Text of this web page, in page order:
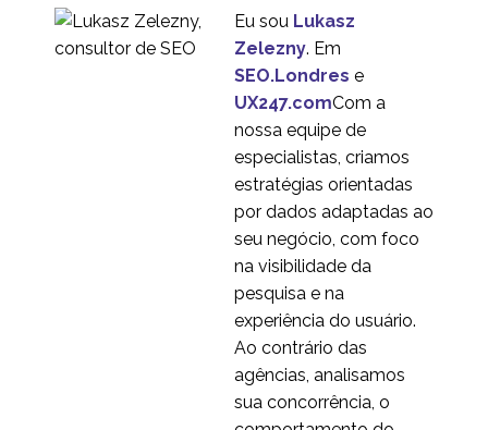
Journey Maps
1
29 nov 2017
Por que os sites para
celular falham -
usabilidade móvel
4
Como Realizar um
Estudo de Intenção
Efetiva e Verdadeira
4
Eu sou Lukasz
Zelezny. Em
SEO.Londres e
UX247.comCom a
nossa equipe de
especialistas, criamos
estratégias orientadas
por dados adaptadas ao
seu negócio, com foco
na visibilidade da
pesquisa e na
experiência do usuário.
Ao contrário das
agências, analisamos
sua concorrência, o